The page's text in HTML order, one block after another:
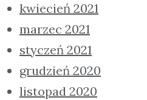
kwiecień 2021
marzec 2021
styczeń 2021
grudzień 2020
listopad 2020